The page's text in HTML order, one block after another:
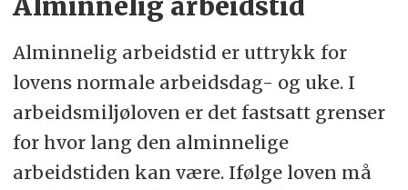
Alminnelig arbeidstid er uttrykk for
lovens normale arbeidsdag- og uke. I
arbeidsmiljøloven er det fastsatt grenser
for hvor lang den alminnelige
arbeidstiden kan være. Ifølge loven må